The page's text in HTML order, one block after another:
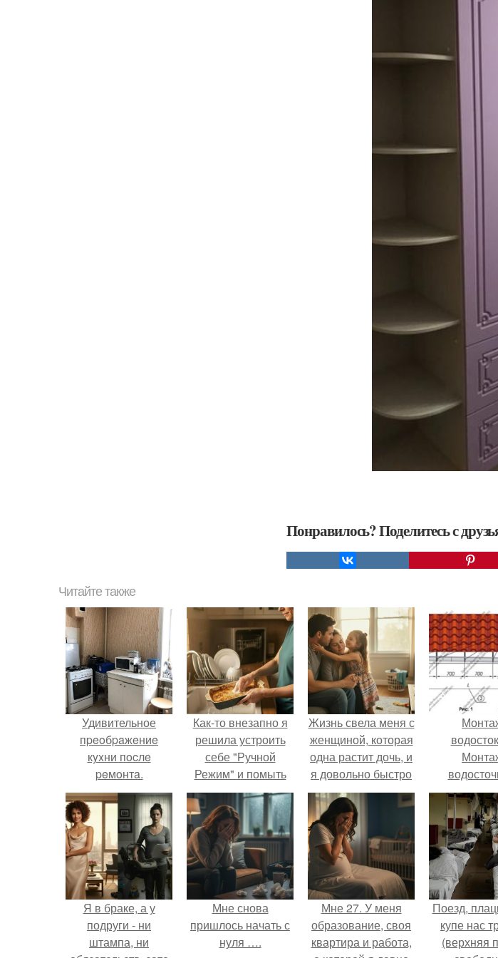
Понравилось? Поделитесь с
Читайте также
Удивительное
пpeoбpaжeниe
кyxни пocлe
peмoнтa.
Как-то внезапно я
решила устроить
себе "Ручной
Режим" и помыть
посуду без помощи
техники.
Жизнь свела меня с
женщиной, которая
одна растит дочь, и
я довольно быстро
привязался к ним
обеим.
систем:
Я в браке, а у
подруги - ни
штампа, ни
Мне снова
пришлось начать с
нуля ….
Мне 27. У меня
образование, своя
квартира и работа,
Поезд,
купе нас
(верхняя